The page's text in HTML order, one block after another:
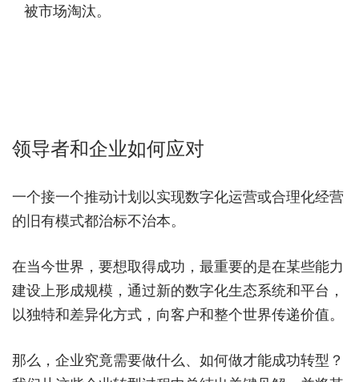
被市场淘汰。
领导者和企业如何应对
一个接一个推动计划以实现数字化运营或合理化经营
的旧有模式都治标不治本。
在当今世界，要想取得成功，最重要的是在某些能力
建设上形成规模，通过新的数字化生态系统和平台，
以独特和差异化方式，向客户和整个世界传递价值。
那么，企业究竟需要做什么、如何做才能成功转型？